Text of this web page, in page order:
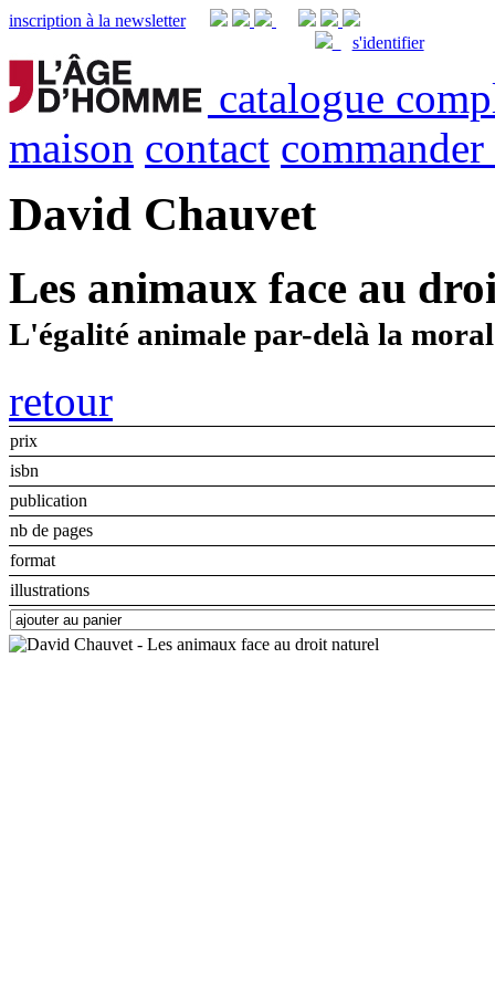
inscription à la newsletter
s'identifier
catalogue
maison contact commander
David Chauvet
Les animaux face au
L'égalité animale par-delà la
retour
prix
isbn
publication
nb de pages
format
illustrations